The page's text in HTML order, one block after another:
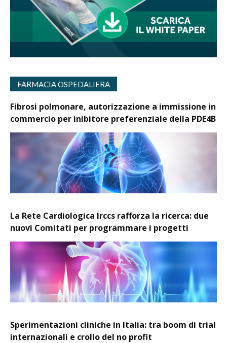
FARMACIA OSPEDALIERA
Fibrosi polmonare, autorizzazione a immissione in
commercio per inibitore preferenziale della PDE4B
La Rete Cardiologica Irccs rafforza la ricerca: due
nuovi Comitati per programmare i progetti
Sperimentazioni cliniche in Italia: tra boom di trial
internazionali e crollo del no profit